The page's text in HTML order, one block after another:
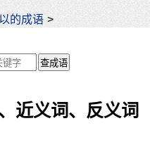
的成语 >
近义词、反义词